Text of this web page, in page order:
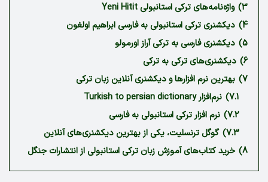
3) واژه‌نامه‌های ترکی استانبولی Yeni Hitit
4) دیکشنری ترکی استانبولی به فارسی ابراهیم اولغون
5) دیکشنری فارسی به ترکی آراز اورمولو
6) دیکشنری‌های ترکی به ترکی
7) بهترین نرم افزارها و دیکشنری آنلاین زبان ترکی
7.1) نرم‌افزار Turkish to persian dictionary
7.2) نرم افزار ترکی استانبولی به فارسی
7.3) گوگل ترنسلیت، یکی از بهترین دیکشنری‌های آنلاین
8) خرید کتاب‌های آموزش زبان ترکی استانبولی از انتشارات جنگل